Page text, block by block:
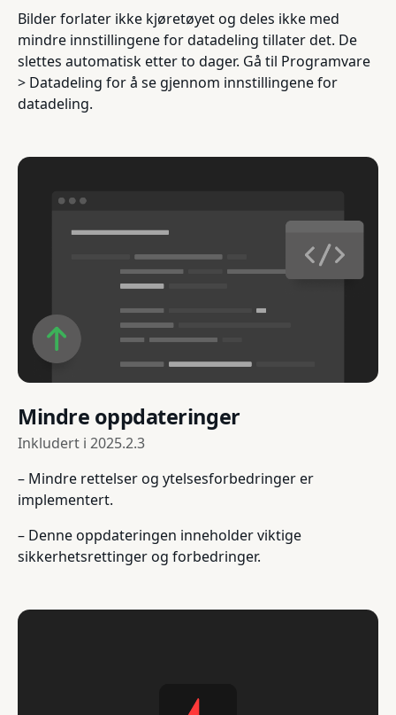
Bilder forlater ikke kjøretøyet og deles ikke med
mindre innstillingene for datadeling tillater det. De
slettes automatisk etter to dager. Gå til Programvare
> Datadeling for å se gjennom innstillingene for
datadeling.
Mindre oppdateringer
Inkludert i 2025.2.3
– Mindre rettelser og ytelsesforbedringer er
implementert.
– Denne oppdateringen inneholder viktige
sikkerhetsrettinger og forbedringer.